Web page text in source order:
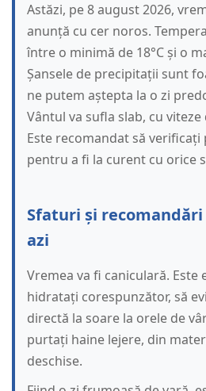
Astăzi, pe 8 august 2026,
anunță cu cer noros.
între o minimă de 18°C și o
Șansele de precipitații sunt
ne putem aștepta la o zi
Vântul va sufla slab, cu
Este recomandat să
pentru a fi la curent cu orice
Sfaturi și
azi
Vremea va fi caniculară. Este
hidratați corespunzător, să
directă la soare la orele de
purtați haine lejere, din
deschise.